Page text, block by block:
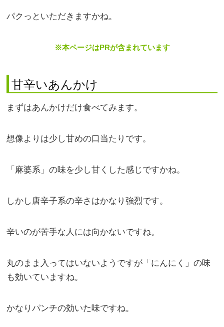
パクっといただきますかね。
※本ページはPRが含まれています
甘辛いあんかけ
まずはあんかけだけ食べてみます。
想像よりは少し甘めの口当たりです。
「麻婆系」の味を少し甘くした感じですかね。
しかし唐辛子系の辛さはかなり強烈です。
辛いのが苦手な人には向かないですね。
丸のまま入ってはいないようですが「にんにく」の味
も効いていますね。
かなりパンチの効いた味ですね。